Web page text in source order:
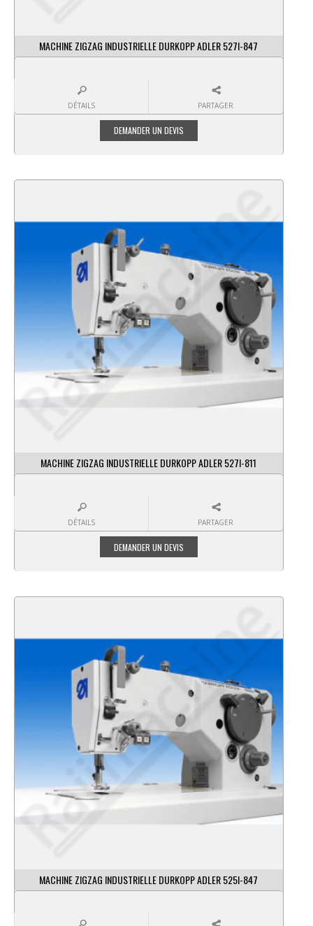
MACHINE ZIGZAG INDUSTRIELLE DURKOPP ADLER 527I-847
DÉTAILS PARTAGER
MACHINE ZIGZAG INDUSTRIELLE DURKOPP ADLER 527I-811
DÉTAILS PARTAGER
MACHINE ZIGZAG INDUSTRIELLE DURKOPP ADLER 525I-847